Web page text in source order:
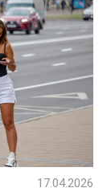
17.04.2026